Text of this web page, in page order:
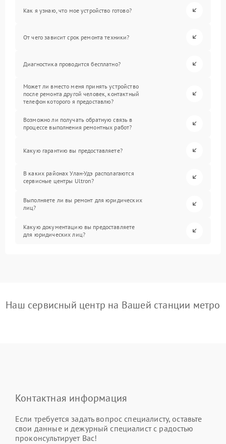
Как я узнаю, что мое устройство готово?
От чего зависит срок ремонта техники?
Диагностика проводится бесплатно?
Может ли вместо меня принять устройство
после ремонта другой человек, контактный
телефон которого я предоставлю?
Возможно ли получать обратную связь в
процессе выполнения ремонтных работ?
Какую гарантию вы предоставляете?
В каких районах Улан-Удэ располагаются
сервисные центры Ultron?
Выполняете ли вы ремонт для юридических
лиц?
Какую документацию вы предоставляете
для юридических лиц?
Наш сервисный центр на Вашей станции метро
Контактная информация
Если требуется задать вопрос специалисту, оставьте
свои данные и дежурный специалист с радостью
проконсультирует Вас!